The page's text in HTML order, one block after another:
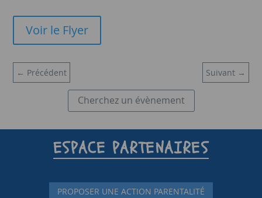
Voir le Flyer
← Précédent Suivant→
Cherchez un évènement
ESPACE PARTENAIRES
PROPOSER UNE ACTION PARENTALITÉ